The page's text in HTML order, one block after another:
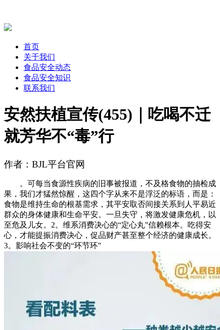
首页
关于我们
食品安全动态
食品安全知识
联系我们
安然扶植宣传(455)｜吃喝不迁
就芳华不“毒”行
作者：BJL平台官网
。可每当食源性疾病的旧事被报道，不及格食物的抽检成
果，我们才猛然惊醒，这四个字从来不是浮泛的标语，而是：
食物是维持生命的根基需求，其平安取否间接关系到人平易近
群众的身体健康和生命平安。一旦失守，将激发健康危机，以
至危及儿女。2。维系消费决心的“定心丸”信赖根本。吃得安
心，才能提振消费决心，促品财产甚至整个经济的健康成长。
3。影响社会不变的“环节环”